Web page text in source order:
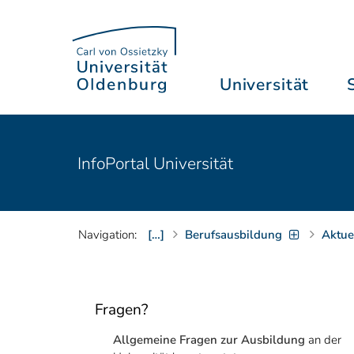
Universität
InfoPortal Universität
Navigation: […] Berufsausbildung
Fragen?
Allgemeine Fragen zur Ausbildung an der